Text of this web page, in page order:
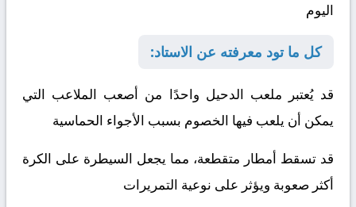
اليوم
كل ما تود معرفته عن الاستاد:
قد يُعتبر ملعب الدحيل واحدًا من أصعب الملاعب التي
يمكن أن يلعب فيها الخصوم بسبب الأجواء الحماسية
قد تسقط أمطار متقطعة، مما يجعل السيطرة على الكرة
أكثر صعوبة ويؤثر على نوعية التمريرات